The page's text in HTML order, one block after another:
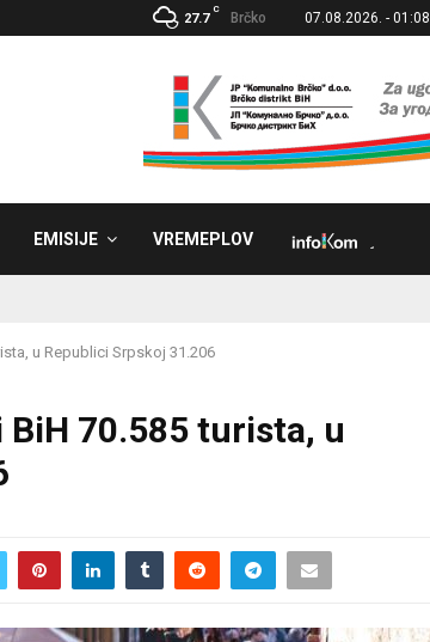
27.7
C
Brčko 07.08.2026. - 01:08
EMISIJE VREMEPLOV
u Republici Srpskoj 31.206
70.585 turista, u